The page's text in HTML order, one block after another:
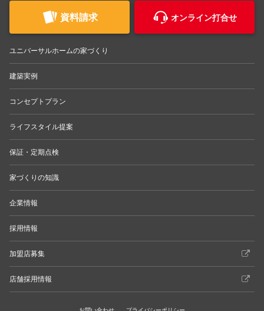
資料請求 オンライン打合せ
ユニバーサルホームの家づくり
建築実例
コンセプトプラン
ライフスタイル提案
保証・定期点検
家づくりの知識
企業情報
採用情報
加盟店募集
店舗採用情報